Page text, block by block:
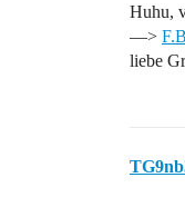
Huhu,
—>
liebe